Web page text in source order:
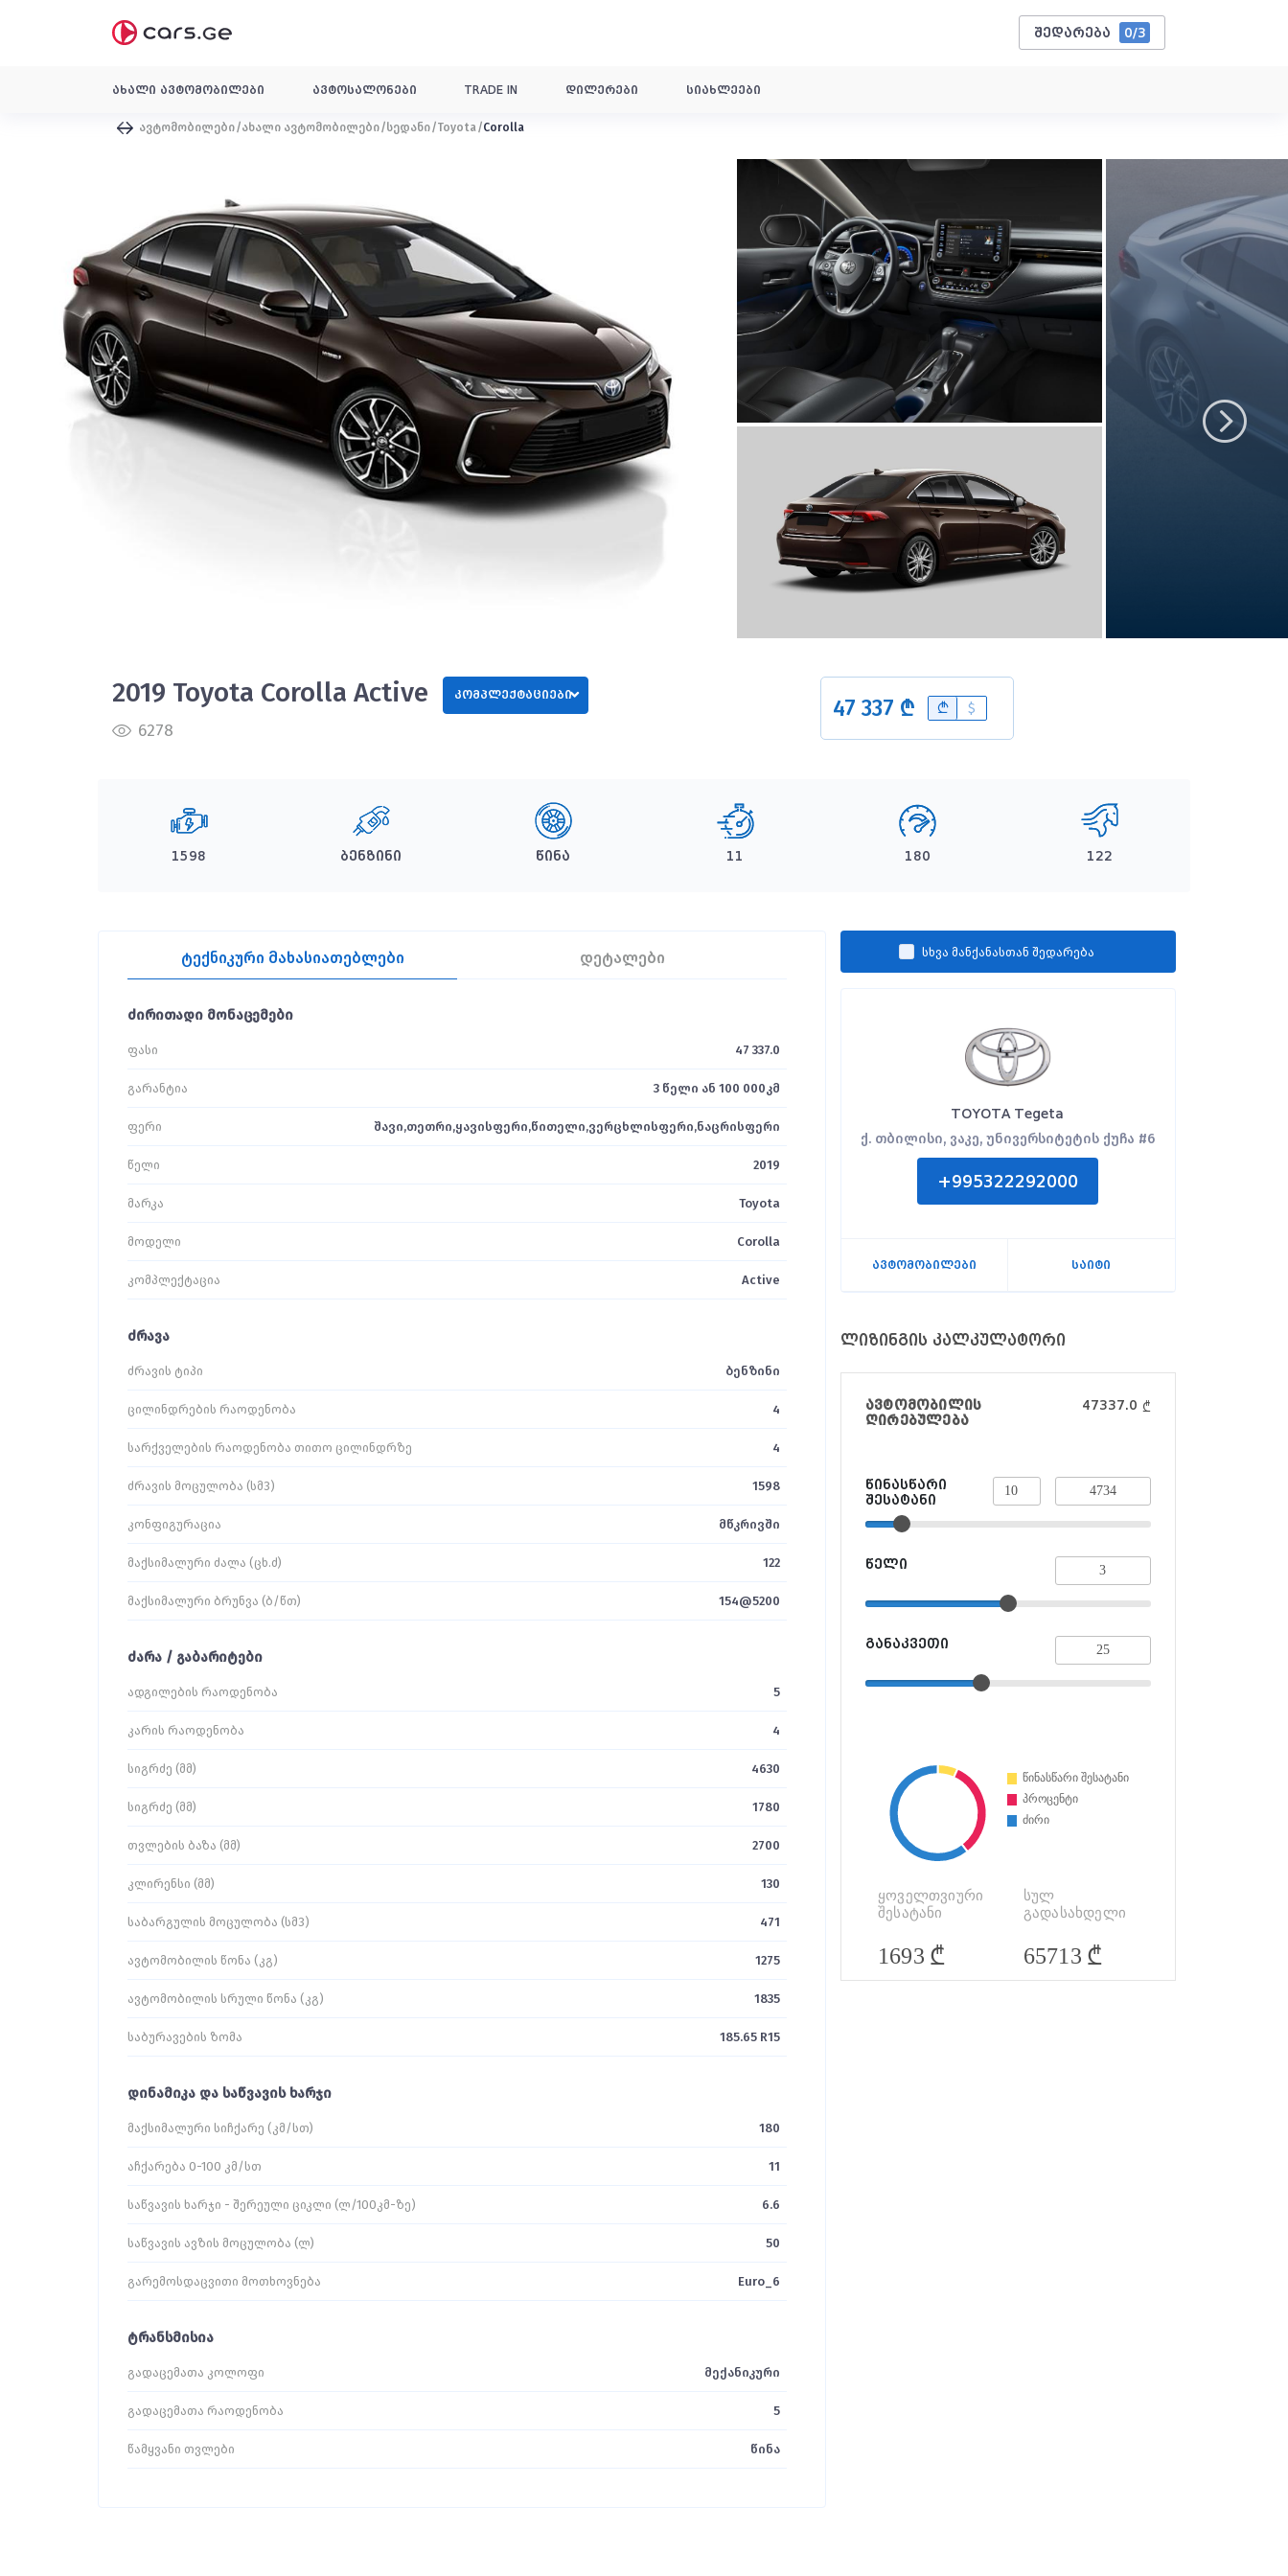
შედარება 0/3
ახალი ავტომობილები ავტოსალონები TRADE IN დილერები სიახლეები
ავტომობილები ახალი ავტომობილები სედანი Toyota Corolla
Next
2019 Toyota Corolla Active კომპლექტაციები
6278
47 337 ₾ B $
1598 ბენზინი წინა 11 180 122
ტექნიკური მახასიათებლები დეტალები
ძირითადი მონაცემები
ფასი 47 337.0
გარანტია 3 წელი ან 100 000კმ
ფერი შავი,თეთრი,ყავისფერი,წითელი,ვერცხლისფერი,ნაცრისფერი
წელი 2019
მარკა Toyota
მოდელი Corolla
კომპლექტაცია Active
ძრავა
ძრავის ტიპი ბენზინი
ცილინდრების რაოდენობა 4
სარქველების რაოდენობა თითო ცილინდრზე 4
ძრავის მოცულობა (სმ3) 1598
კონფიგურაცია მწკრივში
მაქსიმალური ძალა (ცხ.ძ) 122
მაქსიმალური ბრუნვა (ბ/წთ) 154@5200
ძარა / გაბარიტები
ადგილების რაოდენობა 5
კარის რაოდენობა 4
სიგრძე (მმ) 4630
სიგრძე (მმ) 1780
თვლების ბაზა (მმ) 2700
კლირენსი (მმ) 130
საბარგულის მოცულობა (სმ3) 471
ავტომობილის წონა (კგ) 1275
ავტომობილის სრული წონა (კგ) 1835
საბურავების ზომა 185.65 R15
დინამიკა და საწვავის ხარჯი
მაქსიმალური სიჩქარე (კმ/სთ) 180
აჩქარება 0-100 კმ/სთ 11
საწვავის ხარჯი - შერეული ციკლი (ლ/100კმ-ზე) 6.6
საწვავის ავზის მოცულობა (ლ) 50
გარემოსდაცვითი მოთხოვნება Euro_6
ტრანსმისია
გადაცემათა კოლოფი მექანიკური
გადაცემათა რაოდენობა 5
წამყვანი თვლები წინა
სხვა მანქანასთან შედარება
TOYOTA Tegeta
ქ. თბილისი, ვაკე, უნივერსიტეტის ქუჩა #6
+995322292000
ავტომობილები საიტი
ლიზინგის კალკულატორი
ავტომობილის
ღირებულება
47337.0 ₾
წინასწარი
შესატანი
წელი
განაკვეთი
ყოველთვიური
შესატანი
1693 ₾
სულ
გადასახდელი
65713 ₾